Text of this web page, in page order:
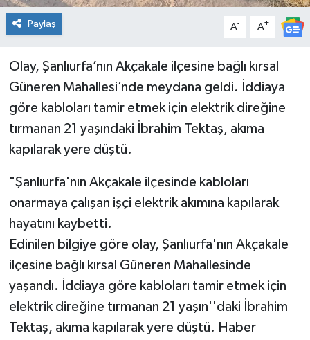
Paylaş A- A+
Olay, Şanlıurfa’nın Akçakale ilçesine bağlı kırsal
Güneren Mahallesi’nde meydana geldi. İddiaya
göre kabloları tamir etmek için elektrik direğine
tırmanan 21 yaşındaki İbrahim Tektaş, akıma
kapılarak yere düştü.
"Şanlıurfa'nın Akçakale ilçesinde kabloları
onarmaya çalışan işçi elektrik akımına kapılarak
hayatını kaybetti.
Edinilen bilgiye göre olay, Şanlıurfa'nın Akçakale
ilçesine bağlı kırsal Güneren Mahallesinde
yaşandı. İddiaya göre kabloları tamir etmek için
elektrik direğine tırmanan 21 yaşın''daki İbrahim
Tektaş, akıma kapılarak yere düştü. Haber
Okul Gazetesi